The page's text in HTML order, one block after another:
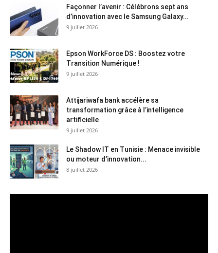
Façonner l’avenir : Célébrons sept ans
d’innovation avec le Samsung Galaxy...
9 juillet 2026
Epson WorkForce DS : Boostez votre
Transition Numérique !
9 juillet 2026
Attijariwafa bank accélère sa
transformation grâce à l’intelligence
artificielle
9 juillet 2026
Le Shadow IT en Tunisie : Menace invisible
ou moteur d’innovation...
8 juillet 2026